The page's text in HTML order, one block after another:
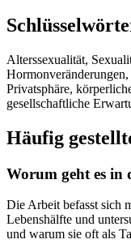
Alterssexualität,
Privatsphäre,
gesellschaftliche
Häufig
Worum geht es in
Die Arbeit befasst sich
Lebenshälfte und
und warum sie oft als